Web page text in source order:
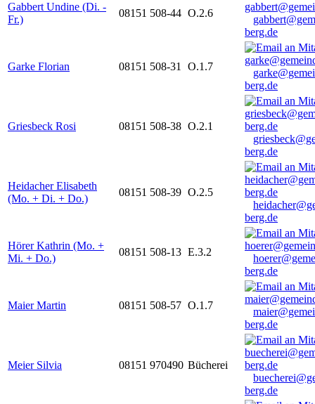
Gabbert Undine (Di. -
Fr.)
08151 508-44 O.2.6
berg.de
Garke Florian 08151 508-31 O.1.7
berg.de
Griesbeck Rosi 08151 508-38 O.2.1
berg.de
Heidacher Elisabeth
(Mo. + Di. + Do.)
08151 508-39 O.2.5
berg.de
Hörer Kathrin (Mo. +
Mi. + Do.)
08151 508-13 E.3.2
berg.de
Maier Martin 08151 508-57 O.1.7
berg.de
Meier Silvia 08151 970490 Bücherei
berg.de